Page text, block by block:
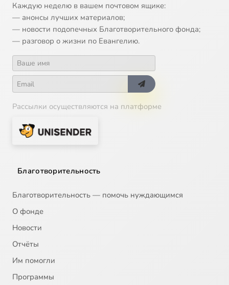
Каждую неделю в вашем почтовом ящике:
— анонсы лучших материалов;
— новости подопечных Благотворительного фонда;
— разговор о жизни по Евангелию.
Рассылки осуществляются на платформе
Благотворительность
Благотворительность — помочь нуждающимся
О фонде
Новости
Отчёты
Им помогли
Программы